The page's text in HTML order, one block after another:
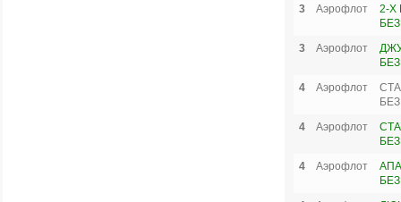
3
Аэрофлот
2-Х
3
Аэрофлот
4
Аэрофлот
4
Аэрофлот
4
Аэрофлот